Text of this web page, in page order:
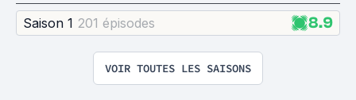
Saison 1 201 épisodes 8.9
VOIR TOUTES LES SAISONS